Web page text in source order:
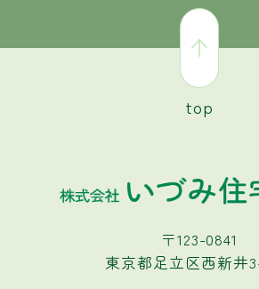
top
〒123-0841
東京都足立区西新井